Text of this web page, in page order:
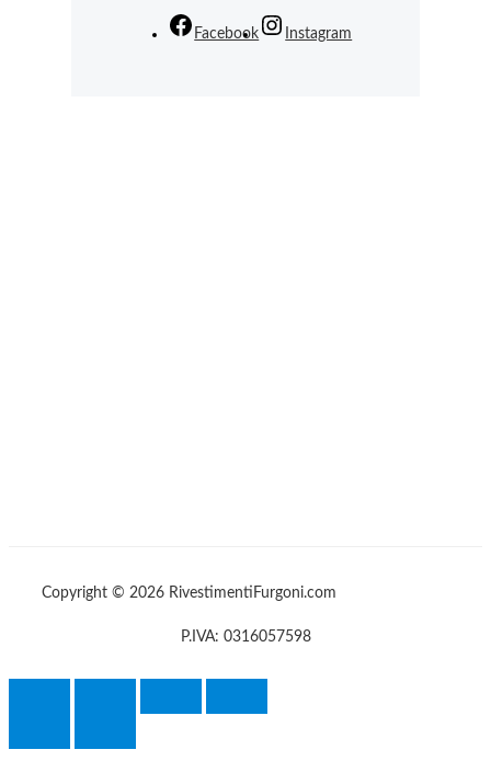
Facebook Instagram
Copyright © 2026 RivestimentiFurgoni.com
P.IVA: 0316057598